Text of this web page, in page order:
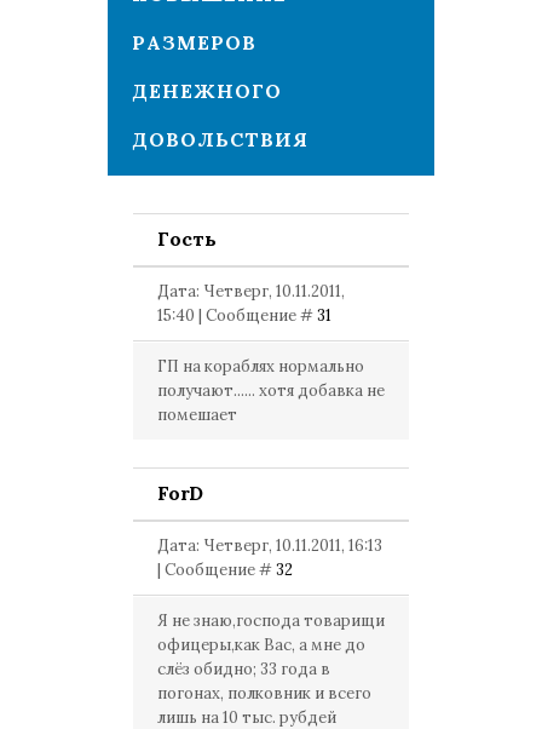
РАЗМЕРОВ
ДЕНЕЖНОГО
ДОВОЛЬСТВИЯ
Гость
Дата: Четверг, 10.11.2011,
15:40 | Сообщение #31
ГП на кораблях нормально
получают...... хотя добавка не
помешает
ForD
Дата: Четверг, 10.11.2011, 16:13
| Сообщение #32
Я не знаю,господа товарищи
офицеры,как Вас, а мне до
слёз обидно; 33 года в
погонах, полковник и всего
лишь на 10 тыс. рубдей